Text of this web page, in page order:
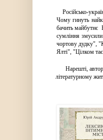
Російсько-
Чому гинуть
бачить майбутнє
сумління
чортову дудку",
Ялті", "Цілком
Нарешті,
літературному